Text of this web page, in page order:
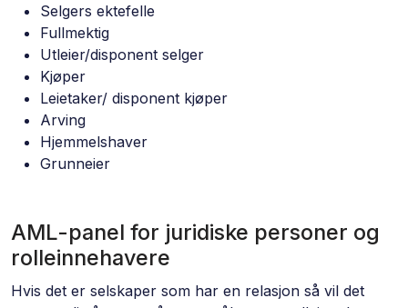
Selgers ektefelle
Fullmektig
Utleier/disponent selger
Kjøper
Leietaker/ disponent kjøper
Arving
Hjemmelshaver
Grunneier
AML-panel for juridiske personer og
rolleinnehavere
Hvis det er selskaper som har en relasjon så vil det